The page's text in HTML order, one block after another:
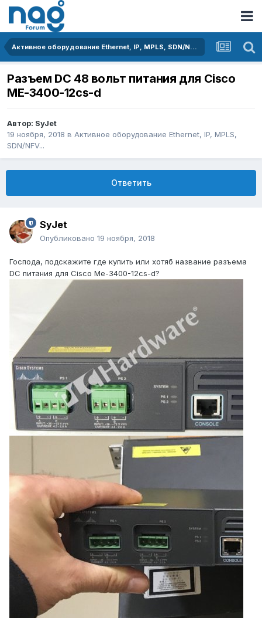
Активное оборудование Ethernet, IP, MPLS, SDN/NFV...
Разъем DC 48 вольт питания для Cisco
ME-3400-12cs-d
Автор: SyJet
19 ноября, 2018 в Активное оборудование Ethernet, IP, MPLS,
SDN/NFV...
Ответить
SyJet
Опубликовано 19 ноября, 2018
Господа, подскажите где купить или хотяб название разъема
DC питания для Cisco Me-3400-12cs-d?